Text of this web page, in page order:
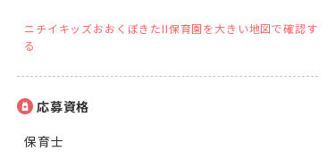
ニチイキッズおおくぼきたII保育園を大きい地図で確認す
る
応募資格
保育士